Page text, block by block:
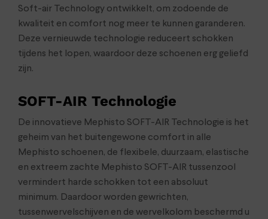
Soft-air Technology ontwikkelt, om zodoende de
kwaliteit en comfort nog meer te kunnen garanderen.
Deze vernieuwde technologie reduceert schokken
tijdens het lopen, waardoor deze schoenen erg geliefd
zijn.
SOFT-AIR Technologie
De innovatieve Mephisto SOFT-AIR Technologie is het
geheim van het buitengewone comfort in alle
Mephisto schoenen, de flexibele, duurzaam, elastische
en extreem zachte Mephisto SOFT-AIR tussenzool
vermindert harde schokken tot een absoluut
minimum. Daardoor worden gewrichten,
tussenwervelschijven en de wervelkolom beschermd u